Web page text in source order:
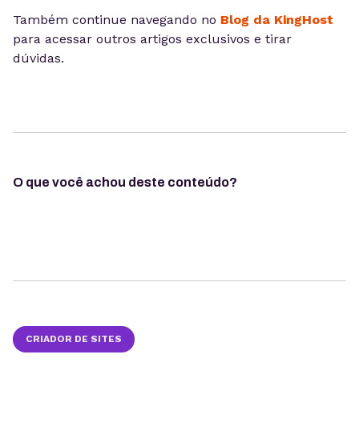
Também continue navegando no Blog da KingHost
para acessar outros artigos exclusivos e tirar
dúvidas.
O que você achou deste conteúdo?
CRIADOR DE SITES